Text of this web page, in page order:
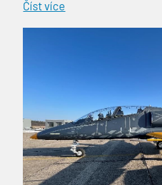
Dnes po obědě odletěl z
Číst více